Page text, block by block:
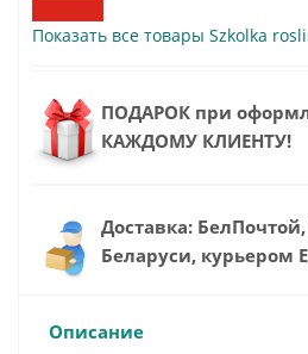
Показать все товары Szkolka
ПОДАРОК при
КАЖДОМУ КЛИЕНТУ!
Доставка:
Беларуси, курьером
Описание